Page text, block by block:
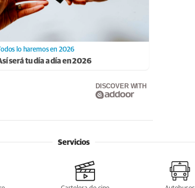
lo haremos en 2026
será tu día a día en 2026
DISCOVER WITH
Servicios